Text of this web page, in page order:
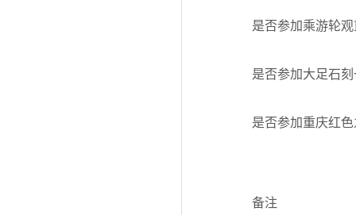
是否参加乘游轮
是否参加大足石
是否参加重庆红
备注